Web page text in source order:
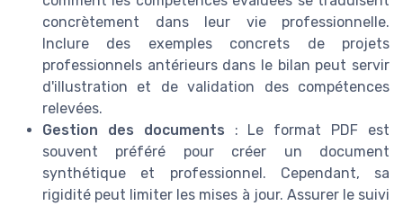
concrètement dans leur vie professionnelle.
Inclure des exemples concrets de projets
professionnels antérieurs dans le bilan peut servir
d'illustration et de validation des compétences
relevées.
Gestion des documents : Le format PDF est
souvent préféré pour créer un document
synthétique et professionnel. Cependant, sa
rigidité peut limiter les mises à jour. Assurer le suivi